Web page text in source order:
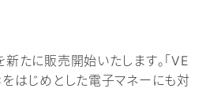
たに販売開始いたします。「VE
はじめとした電子マネーにも対